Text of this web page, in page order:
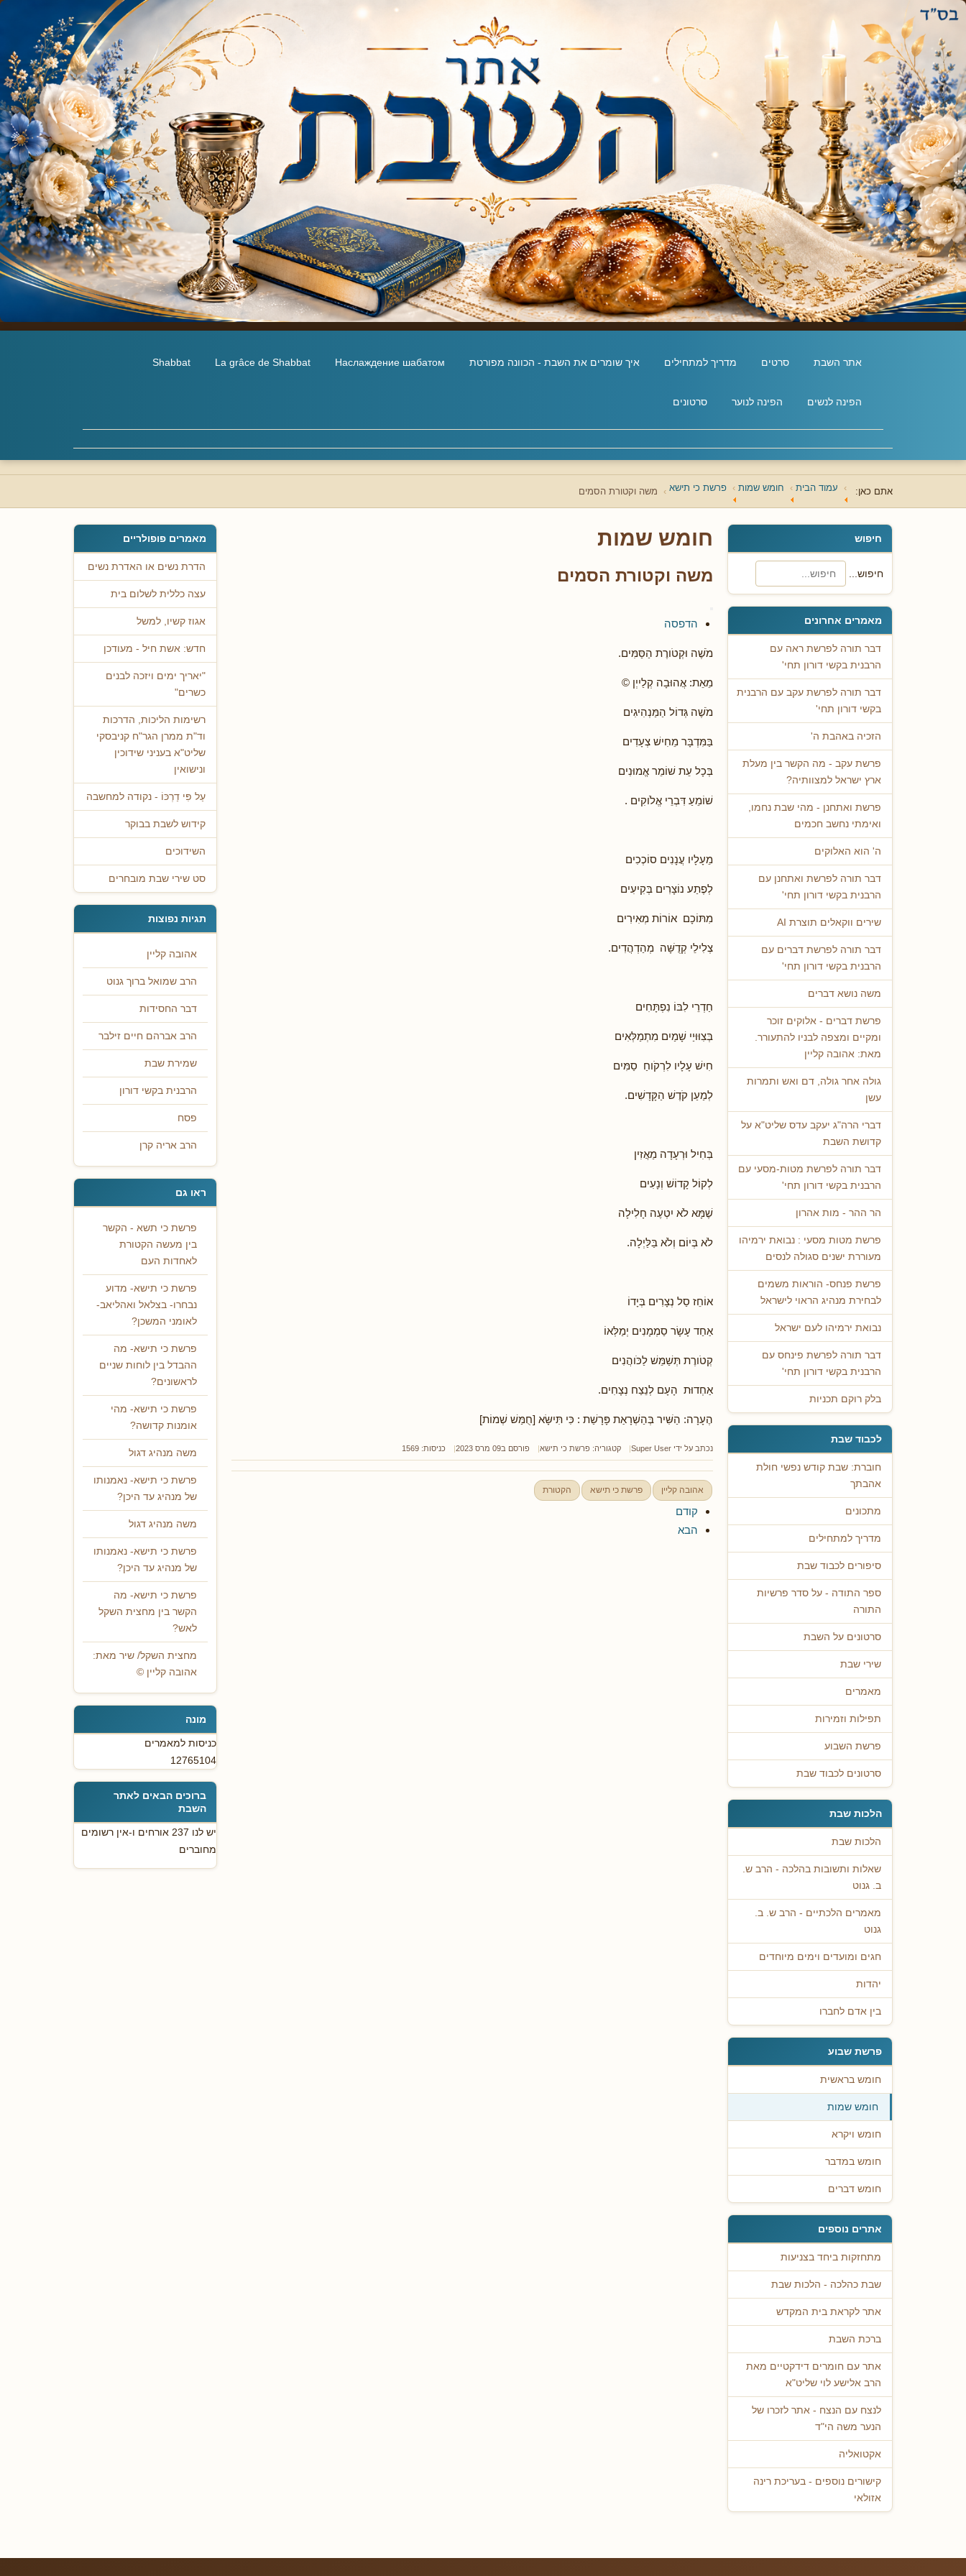
אתר השבת סרטים מדריך למתחילים איך שומרים את השבת - הכוונה מפורטת Наслаждение шабатом
La grâce de Shabbat
Shabbat
הפינה לנשים הפינה לנוער סרטונים
אתם כאן: עמוד הבית חומש שמות פרשת כי תישא משה וקטורת הסמים
חיפוש
חיפוש...
מאמרים אחרונים
דבר תורה לפרשת ראה עם
הרבנית בקשי דורון תחי'
דבר תורה לפרשת עקב עם הרבנית
בקשי דורון תחי'
הזכיה באהבת ה'
פרשת עקב - מה הקשר בין מעלת
ארץ ישראל למצוותיה?
פרשת ואתחנן - מהי שבת נחמו,
ואימתי נחשב חכמים
ה' הוא האלוקים
דבר תורה לפרשת ואתחנן עם
הרבנית בקשי דורון תחי'
שירים ווקאלים תוצרת AI
דבר תורה לפרשת דברים עם
הרבנית בקשי דורון תחי'
משה נושא דברים
פרשת דברים - אלוקים זוכר
ומקיים ומצפה לבניו להתעורר.
מאת: אהובה קליין
גולה אחר גולה, דם ואש ותמרות
עשן
דברי הרה"ג יעקב עדס שליט"א על
קדושת השבת
דבר תורה לפרשת מטות-מסעי עם
הרבנית בקשי דורון תחי'
הר ההר - מות אהרון
פרשת מטות מסעי : נבואת ירמיהו
מעוררת ישנים סגולה לנסים
פרשת פנחס- הוראות משמים
לבחירת מנהיג הראוי לישראל
נבואת ירמיהו לעם ישראל
דבר תורה לפרשת פינחס עם
הרבנית בקשי דורון תחי'
בלק רוקם תכניות
לכבוד שבת
חוברת: שבת קודש נפשי חולת
אהבתך
מתכונים
מדריך למתחילים
סיפורים לכבוד שבת
ספר התודה - על סדר פרשיות
התורה
סרטונים על השבת
שירי שבת
מאמרים
תפילות וזמירות
פרשת השבוע
סרטונים לכבוד שבת
הלכות שבת
הלכות שבת
שאלות ותשובות בהלכה - הרב ש.
ב. גנוט
מאמרים הלכתיים - הרב ש. ב.
גנוט
חגים ומועדים וימים מיוחדים
יהדות
בין אדם לחברו
פרשת שבוע
חומש בראשית
חומש שמות
חומש ויקרא
חומש במדבר
חומש דברים
אתרים נוספים
מתחזקות ביחד בצניעות
שבת כהלכה - הלכות שבת
אתר לקראת בית המקדש
ברכת השבת
אתר עם חומרים דידקטיים מאת
הרב אלישע לוי שליט"א
לנצח עם הנצח - אתר לזכרו של
הנער משה הי"ד
אקטואליה
קישורים נוספים - בעריכת רינה
אזולאי
חומש שמות
משה וקטורת הסמים
הדפסה
מֹשֶׁה וּקְטֹורֶת הַסַּמִּים.
מֵאֵת: אֲהוּבָה קְלַייְן ©
מֹשֶׁה גְּדוֹל הַמַּנְהִיגִים
בַּמִּדְבָּר מֵחִישׁ צְעָדִים
בְּכָל עֵת שׁוֹמֵר אֱמוּנִים
שׁוֹמֵעַ דִּבְרֵי אֱלֹוקִים .
מֵעָלָיו עֲנָנִים סוֹכְכִים
לְפֶתַע נוֹצָרִים בְּקִיעִים
מִתּוֹכָם אוֹרוֹת מְאִירִים
צְלִילֵי קְדֻשָּׁה מְהַדְהֲדִים.
חַדְרֵי לִבּוֹ נִפְתָּחִים
בְּצִוּוּיַי שָׁמַיִם מִתְמַלְּאִים
חִישׁ עָלָיו לִרְקֹוחַ סַמִּים
לְמַעַן קֹדֶשׁ הַקָּדָשִׁים.
בְּחִיל וּרְעָדָה מַאֲזִין
לְקוֹל קָדוֹשׁ וְנָעִים
שֶׁמָּא לֹא יִטְעֶה חָלִילָה
לֹא בְּיוֹם וְלֹא בַּלַּיְלָה.
אוֹחֵז סַל נְצָרִים בְּיָדוֹ
אַחַד עָשָׂר סַמְמָנִים יְמַלְּאוֹ
קְטֹורֶת תְּשַׁמֵּשׁ לַכֹּוהֲנִים
אַחְדוּת הָעָם לְנֵצַח נְצָחִים.
הֶעָרָה: הַשִּׁיר בְּהַשְׁרָאַת פָּרָשַׁת : כִּי תִּישָּׂא [חֻמַּשׁ שְׁמוֹת]
נכתב על ידי Super User קטגוריה: פרשת כי תישא פורסם ב09 מרס 2023 כניסות: 1569
אהובה קליין פרשת כי תישא הקטורת
קודם
הבא
מאמרים פופולריים
הדרת נשים או האדרת נשים
עצה כללית לשלום בית
אגוז קשיו, למשל
חדש: אשת חיל - מעודכן
"יאריך ימים ויזכה לבנים
כשרים"
רשימות הליכות, הדרכות
וד"ת ממרן הגר"ח קניבסקי
שליט"א בעניני שידוכין
ונישואין
עַל פִּי דַרְכּוֹ - נקודה למחשבה
קידוש לשבת בבוקר
השידוכים
סט שירי שבת מובחרים
תגיות נפוצות
אהובה קליין
הרב שמואל ברוך גנוט
דבר החסידות
הרב אברהם חיים זילבר
שמירת שבת
הרבנית בקשי דורון
פסח
הרב אריה קרן
ראו גם
פרשת כי תשא - הקשר
בין מעשה הקטורת
לאחדות העם
פרשת כי תישא- מדוע
נבחרו- בצלאל ואהליאב-
לאומני המשכן?
פרשת כי תישא- מה
ההבדל בין לוחות שניים
לראשונים?
פרשת כי תישא- מהי
אומנות קדושה?
משה מנהיג דגול
פרשת כי תישא- נאמנותו
של מנהיג עד היכן?
משה מנהיג דגול
פרשת כי תישא- נאמנותו
של מנהיג עד היכן?
פרשת כי תישא- מה
הקשר בין מחצית השקל
לאש?
מחצית השקל/ שיר מאת:
אהובה קליין ©
מונה
כניסות למאמרים
12765104
ברוכים הבאים לאתר
השבת
יש לנו 237 אורחים ו-אין רשומים
מחוברים